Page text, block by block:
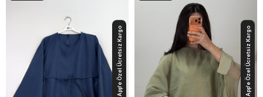
App'e Özel Ücretsiz Kargo App'e Özel Ücretsiz Kargo